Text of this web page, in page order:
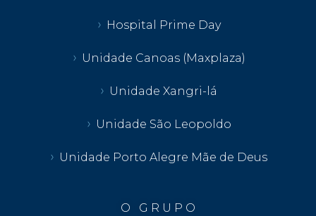
Hospital Prime Day
Unidade Canoas (Maxplaza)
Unidade Xangri-lá
Unidade São Leopoldo
Unidade Porto Alegre Mãe de Deus
O G R U P O